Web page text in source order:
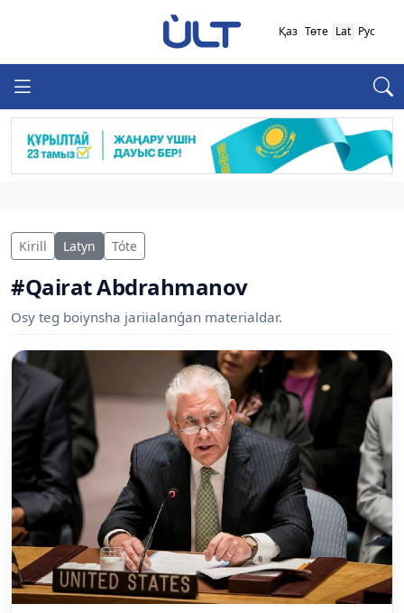
Қаз Төте Lat Рус
Kirill Latyn Tóte
#Qairat Abdrahmanov
Osy teg boiynsha jariialanǵan materialdar.